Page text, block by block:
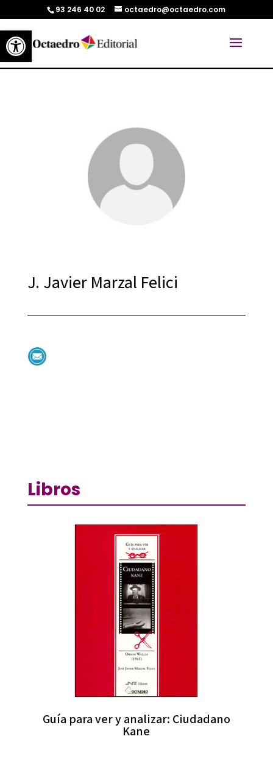
Abrir barra de herramientas
93 246 40 02 octaedro@octaedro.com
J. Javier Marzal Felici
Libros
Guía para ver y analizar: Ciudadano
Kane